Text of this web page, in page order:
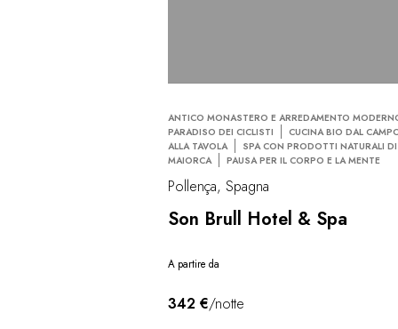
ANTICO MONASTERO E ARREDAMENTO
PARADISO DEI CICLISTI
CUCINA BIO DAL
ALLA TAVOLA
SPA CON PRODOTTI NATURALI DI
MAIORCA
PAUSA PER IL CORPO E LA MENTE
Pollença, Spagna
Son Brull Hotel & Spa
A partire da
342 €/notte